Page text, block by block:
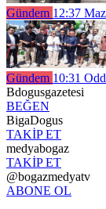
Gündem 12:37
Gündem 10:31
Bdogusgazetesi
BEĞEN
BigaDogus
TAKİP ET
medyabogaz
TAKİP ET
@bogazmedyatv
ABONE OL